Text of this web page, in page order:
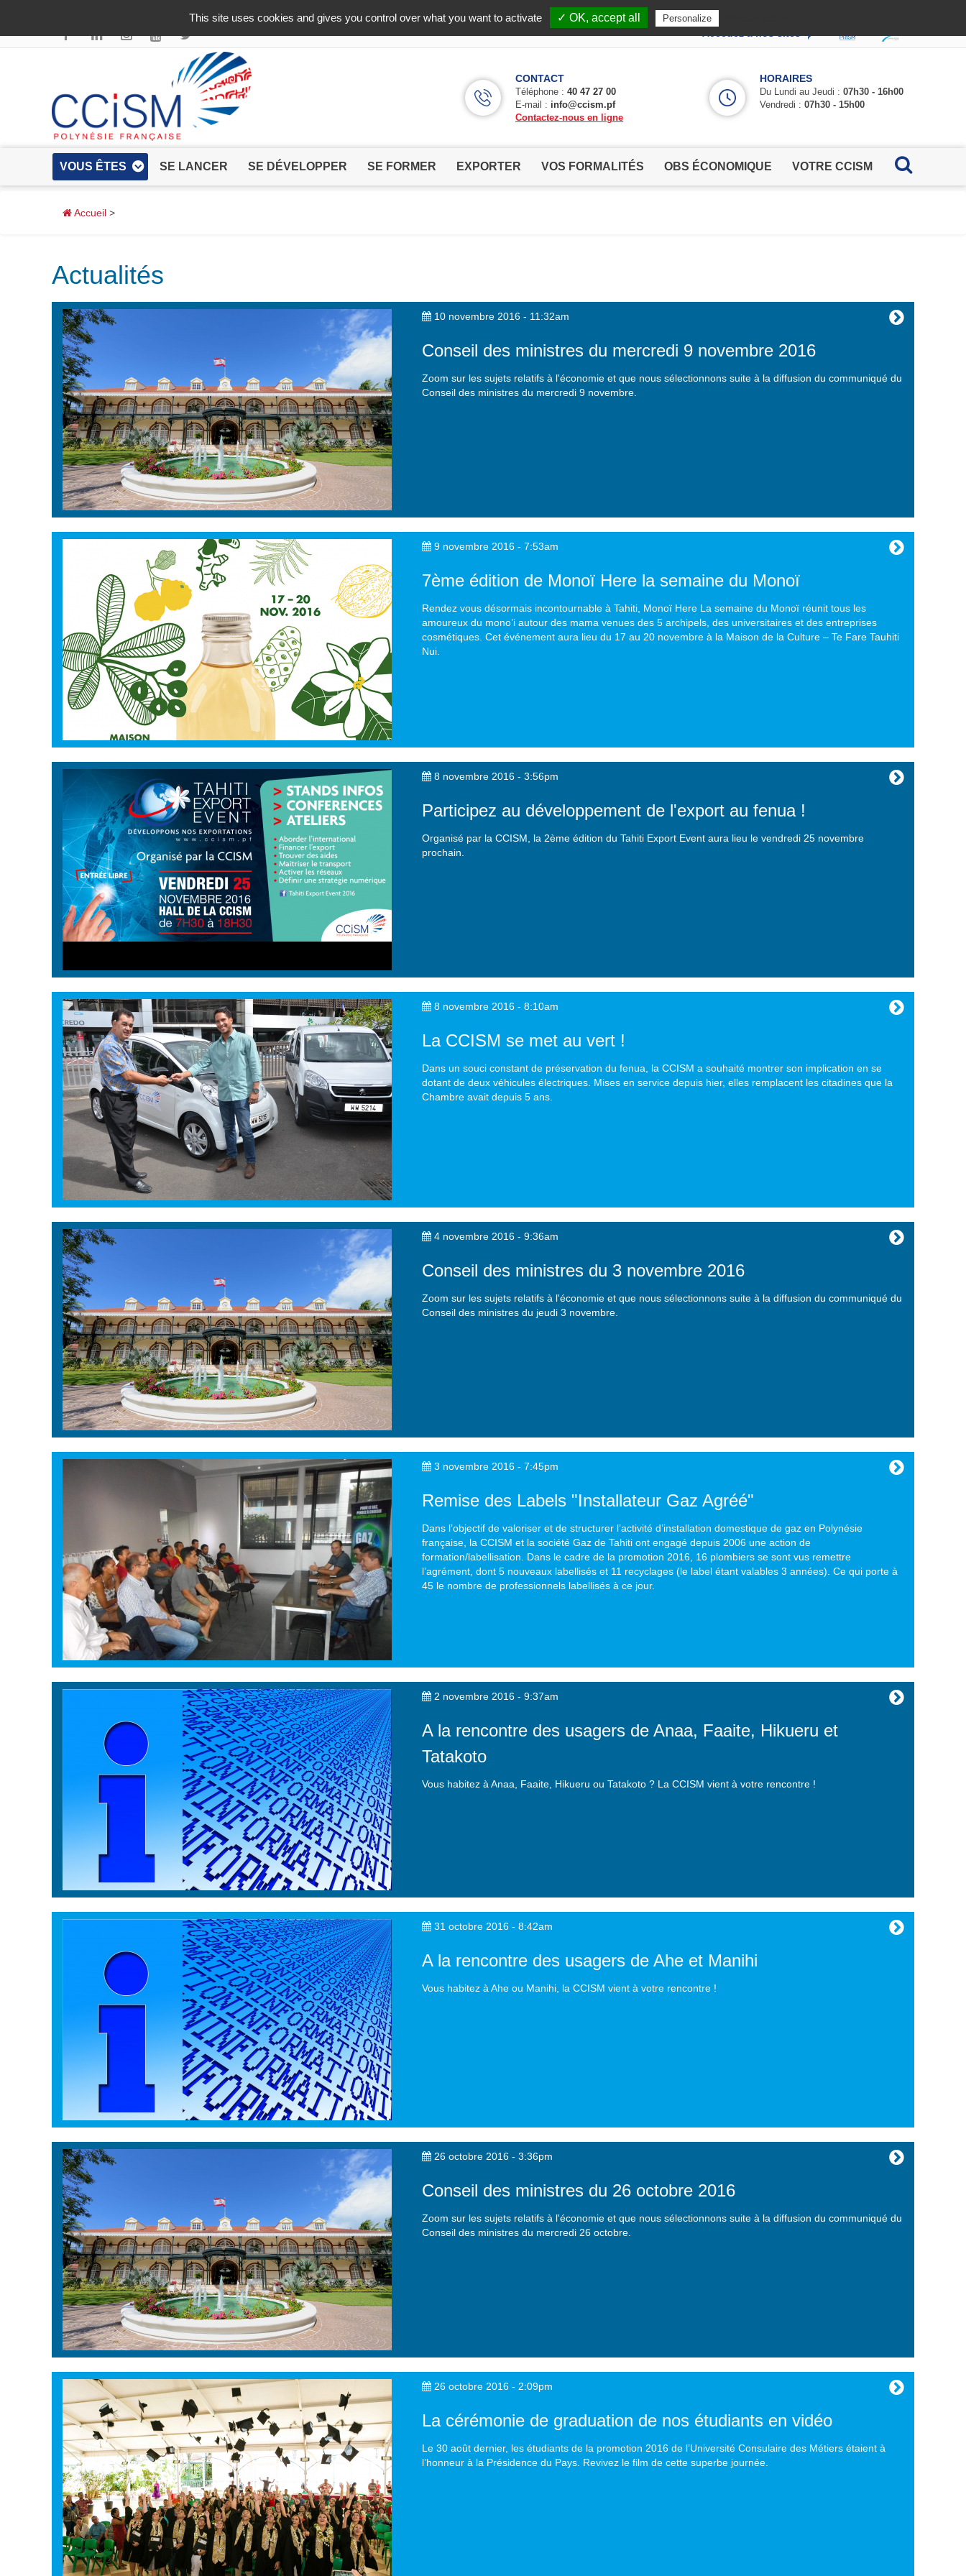
✓ Allow
CONTACT
Téléphone : 40 47 27 00
E-mail : info@ccism.pf
Contactez-nous en ligne
HORAIRES
Du Lundi au Jeudi : 07h30 - 16h00
Vendredi : 07h30 - 15h00
VOUS ÊTES SE LANCER SE DÉVELOPPER SE FORMER EXPORTER VOS FORMALITÉS OBS ÉCONOMIQUE VOTRE CCISM
Accueil >
Actualités
10 novembre 2016 - 11:32am
Conseil des ministres du mercredi 9 novembre 2016
Zoom sur les sujets relatifs à l'économie et que nous sélectionnons suite à la diffusion du communiqué du
Conseil des ministres du mercredi 9 novembre.
9 novembre 2016 - 7:53am
7ème édition de Monoï Here la semaine du Monoï
Rendez vous désormais incontournable à Tahiti, Monoï Here La semaine du Monoï réunit tous les
amoureux du mono’i autour des mama venues des 5 archipels, des universitaires et des entreprises
cosmétiques. Cet événement aura lieu du 17 au 20 novembre à la Maison de la Culture – Te Fare Tauhiti
Nui.
8 novembre 2016 - 3:56pm
Participez au développement de l'export au fenua !
Organisé par la CCISM, la 2ème édition du Tahiti Export Event aura lieu le vendredi 25 novembre
prochain.
8 novembre 2016 - 8:10am
La CCISM se met au vert !
Dans un souci constant de préservation du fenua, la CCISM a souhaité montrer son implication en se
dotant de deux véhicules électriques. Mises en service depuis hier, elles remplacent les citadines que la
Chambre avait depuis 5 ans.
4 novembre 2016 - 9:36am
Conseil des ministres du 3 novembre 2016
Zoom sur les sujets relatifs à l'économie et que nous sélectionnons suite à la diffusion du communiqué du
Conseil des ministres du jeudi 3 novembre.
3 novembre 2016 - 7:45pm
Remise des Labels "Installateur Gaz Agréé"
Dans l’objectif de valoriser et de structurer l’activité d’installation domestique de gaz en Polynésie
française, la CCISM et la société Gaz de Tahiti ont engagé depuis 2006 une action de
formation/labellisation. Dans le cadre de la promotion 2016, 16 plombiers se sont vus remettre
l’agrément, dont 5 nouveaux labellisés et 11 recyclages (le label étant valables 3 années). Ce qui porte à
45 le nombre de professionnels labellisés à ce jour.
2 novembre 2016 - 9:37am
A la rencontre des usagers de Anaa, Faaite, Hikueru et
Tatakoto
Vous habitez à Anaa, Faaite, Hikueru ou Tatakoto ? La CCISM vient à votre rencontre !
31 octobre 2016 - 8:42am
A la rencontre des usagers de Ahe et Manihi
Vous habitez à Ahe ou Manihi, la CCISM vient à votre rencontre !
26 octobre 2016 - 3:36pm
Conseil des ministres du 26 octobre 2016
Zoom sur les sujets relatifs à l'économie et que nous sélectionnons suite à la diffusion du communiqué du
Conseil des ministres du mercredi 26 octobre.
26 octobre 2016 - 2:09pm
La cérémonie de graduation de nos étudiants en vidéo
Le 30 août dernier, les étudiants de la promotion 2016 de l’Université Consulaire des Métiers étaient à
l’honneur à la Présidence du Pays. Revivez le film de cette superbe journée.
This site uses cookies and gives you control over what you want to activate ✓ OK, accept all Personalize